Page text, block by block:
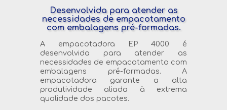
Desenvolvida para atender as
necessidades de empacotamento
com embalagens pré-formadas.
A empacotadora EP 4000 é
desenvolvida para atender as
necessidades de empacotamento com
embalagens pré-formadas. A
empacotadora garante a alta
produtividade aliada à extrema
qualidade dos pacotes.